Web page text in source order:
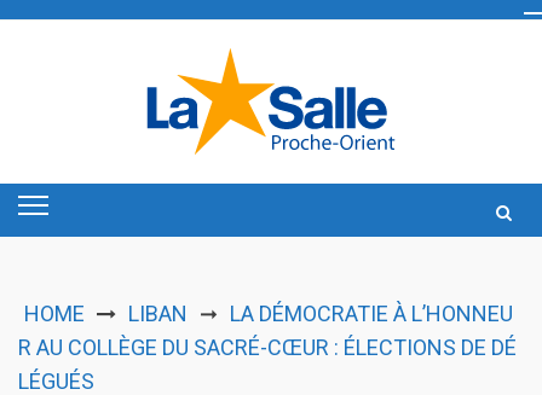
HOME LIBAN ➞ LA DÉMOCRATIE À L’HONNEU
R AU COLLÈGE DU SACRÉ-CŒUR : ÉLECTIONS DE DÉ
LÉGUÉS